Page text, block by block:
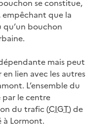
se constitue,
empêchant que la
bouchon
mais peut
lien avec les autres
L’ensemble du
le centre
du trafic (CIGT) de
à Lormont.